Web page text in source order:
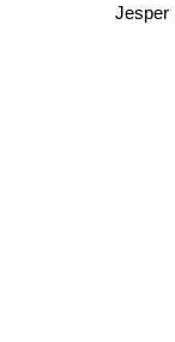
Jesper